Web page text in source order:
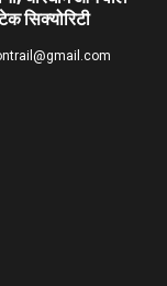
सिक्योरिटी